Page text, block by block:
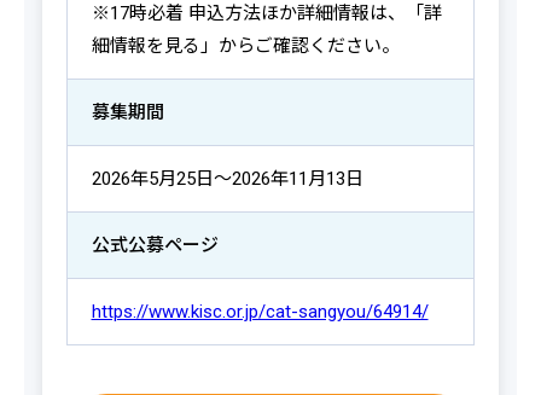
※17時必着 申込方法ほか詳細情報は、「詳
細情報を見る」からご確認ください。
募集期間
2026年5月25日～2026年11月13日
公式公募ページ
https://www.kisc.or.jp/cat-sangyou/64914/